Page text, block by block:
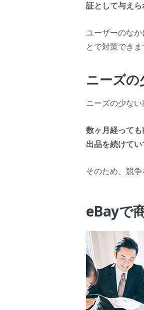
証として与えら
ユーザーのな
とで対策できま
ニーズ
ニーズの少な
数ヶ月経って
出品を続けて
そのため、競
eBayで